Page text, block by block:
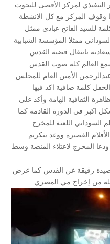
لمركز الأقصى للبحوث
وقوف المركز مع كل الانشطة
للسيد الفاتح عبادي ممثل
ممثلا المؤسسة الشبابية
بانتقال قضية القدس
العالم كله صوت القدس
الأمين العام للمجلس
كلمة ضافية اكد فيها
الثقافية الهامة وأكد على
في الدورة القادمة كما
السوداني اللعنة للمخرج
القصيرة ووعد بتكريم
المخرج لاعتلاء المنصة وسط
رقيقة عن القدس كما عرض